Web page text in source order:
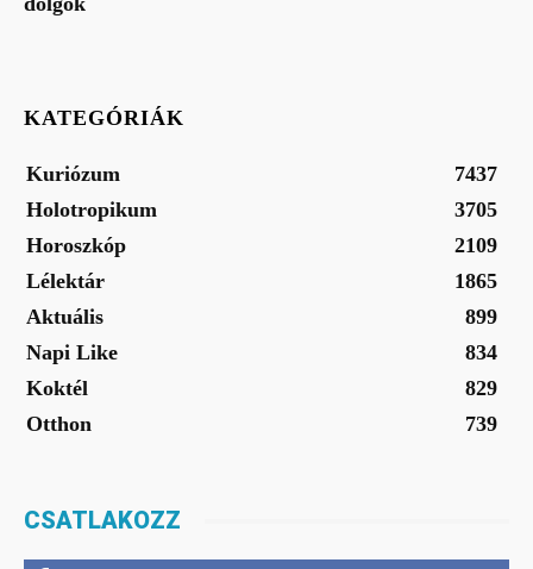
KATEGÓRIÁK
Kuriózum
7437
Holotropikum
3705
Horoszkóp
2109
Lélektár
1865
Aktuális
899
Napi Like
834
Koktél
829
Otthon
739
CSATLAKOZZ